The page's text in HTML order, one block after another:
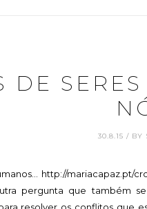
DE
30.8.15 / BY
http://mariacapaz.pt/
pergunta que também